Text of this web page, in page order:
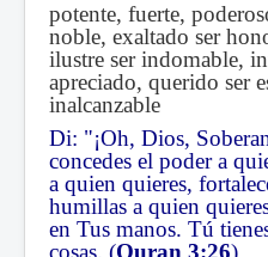
potente, fuerte,
noble, exaltado ser
ilustre ser indomable,
apreciado, querido ser
inalcanzable
Di: "¡Oh, Dios,
concedes el poder a
a quien quieres,
humillas a quien
en Tus manos. Tú
cosas. (Quran 3:26)